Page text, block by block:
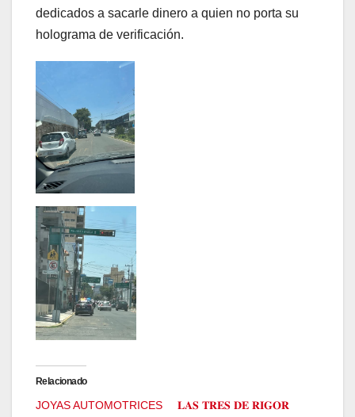
dedicados a sacarle dinero a quien no porta su
holograma de verificación.
Relacionado
JOYAS AUTOMOTRICES
𝐋𝐀𝐒 𝐓𝐑𝐄𝐒 𝐃𝐄 𝐑𝐈𝐆𝐎𝐑